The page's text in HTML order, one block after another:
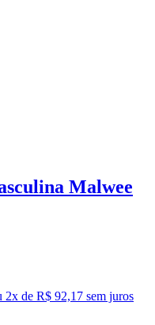
Malwee
2x de R$ 92,17 sem juros